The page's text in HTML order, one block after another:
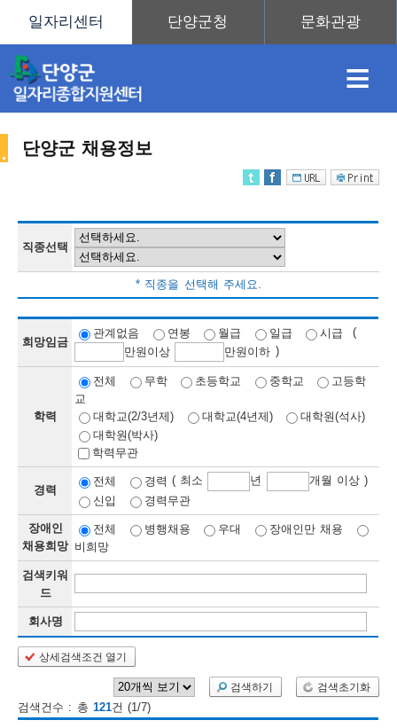
≡
보
보
련
정
우
미
내
단양군 채용정보
직종선택
* 직종을 선택해 주세요.
희망임금
관계없음 연봉 월급 일급 시급
(
만원이상 만원이하 )
학력
전체 무학 초등학교 중학교
고등학
교
대학교(2/3년제)
대학교(4년제)
대학원(석사)
대학원(박사)
학력무관
경력
전체 경력 ( 최소 년
개월 이상 )
신입
경력무관
장애인
채용희망
전체 병행채용 우대
장애인만 채용
비희망
검색키워
드
회사명
상세검색조건 열기
검색하기 검색초기화
검색건수 : 총 121건 (1/7)
채
용
보
오
등